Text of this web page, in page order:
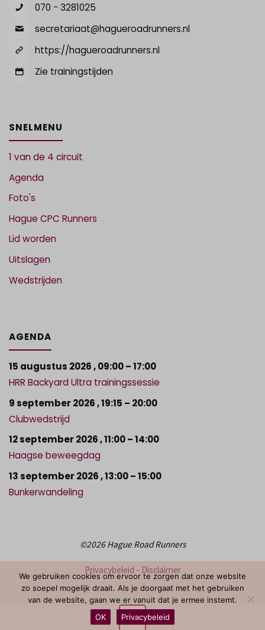
070 - 3281025
secretariaat@hagueroadrunners.nl
https://hagueroadrunners.nl
Zie trainingstijden
SNELMENU
1 van de 4 circuit
Agenda
Foto's
Hague CPC Runners
Lid worden
Uitslagen
Wedstrijden
AGENDA
15 augustus 2026,09:00– 17:00
HRR Backyard Ultra trainingssessie
9 september 2026,19:15 – 20:00
Clubwedstrijd
12 september 2026,11:00– 14:00
Haagse beweegdag
13 september 2026,13:00– 15:00
Bunkerwandeling
©2026 Hague Road Runners
Privacybeleid - Disclaimer
We gebruiken cookies om ervoor te zorgen dat onze website
zo soepel mogelijk draait. Als je doorgaat met het gebruiken
van de website, gaan we er vanuit dat je ermee instemt.
OK
Privacybeleid